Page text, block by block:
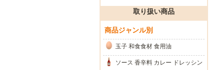
取り扱い商品
商品ジャンル別
玉子 和食食材 食用油
ソース 香辛料 カレー ドレッシン